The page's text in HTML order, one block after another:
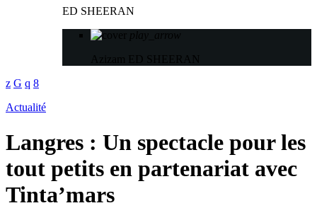
ED SHEERAN
play_arrow
Azizam
ED SHEERAN
Actualité
Langres : Un spectacle pour les
tout petits en partenariat avec
Tinta’mars